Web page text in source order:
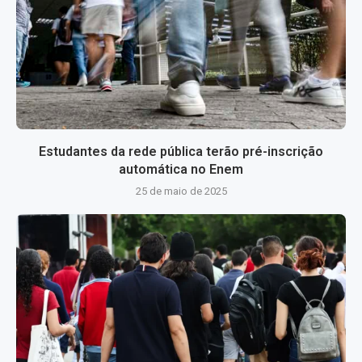
Estudantes da rede pública terão pré-inscrição
automática no Enem
25 de maio de 2025